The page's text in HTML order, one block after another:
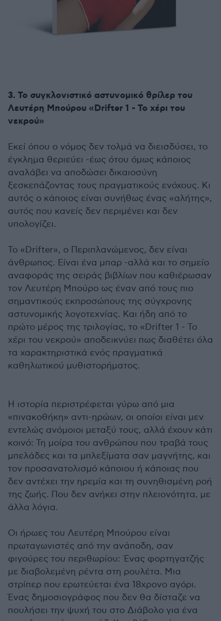
3. Το συγκλονιστικό αστυνομικό θρίλερ του
Λευτέρη Μπούρου «Drifter 1 - Το χέρι του
νεκρού»
Εκεί όπου ο νόμος δεν τολμά να διεισδύσει, το
έγκλημα θεριεύει -έως ότου όμως κάποιος
αναλάβει να αποδώσει δικαιοσύνη
ξεσκεπάζοντας τους πραγματικούς ενόχους. Κι
αυτός ο κάποιος είναι συνήθως ένας «αλήτης»,
αυτός που κανείς δεν περιμένει και δεν
υπολογίζει.
Το «Drifter», ο Περιπλανώμενος, δεν είναι
άνθρωπος. Είναι ένα μπαρ -αλλά και το σημείο
αναφοράς της σειράς βιβλίων που καθιέρωσαν
τον Λευτέρη Μπούρο ως έναν από τους πιο
σημαντικούς εκπροσώπους της σύγχρονης
αστυνομικής λογοτεχνίας. Και ήδη από το
πρώτο μέρος της τριλογίας, το «Drifter 1 - Το
χέρι του νεκρού» αποδεικνύει πως διαθέτει όλα
τα χαρακτηριστικά ενός πραγματικά
καθηλωτικού μυθιστορήματος.
Η ιστορία περιστρέφεται γύρω από μια
«πινακοθήκη» αντι-ηρώων, οι οποίοι είναι μεν
εντελώς ανόμοιοι μεταξύ τους, αλλά έχουν κάτι
κοινό: Τη μοίρα του ανθρώπου που τραβά τους
μπελάδες και τα μπλεξίματα σαν μαγνήτης, και
τον προσανατολισμό κάποιου ή κάποιας που
δεν αντέχει την ηρεμία και τη συνηθισμένη ροή
της ζωής. Που δεν ανήκει στην πλειονότητα, με
άλλα λόγια.
Οι ήρωες του Λευτέρη Μπούρου είναι
πρωταγωνιστές από την ανάποδη, σαν
φιγούρες του περιθωρίου: Ένας φορτηγατζής
με διαβολεμένη ρέντα στη ρουλέτα. Μια
στρίπερ που ερωτεύεται ένα 18χρονο αγόρι.
Ένας δημοσιογράφος που δεν θα δίσταζε να
πουλήσει την ψυχή του στο Διάβολο για ένα